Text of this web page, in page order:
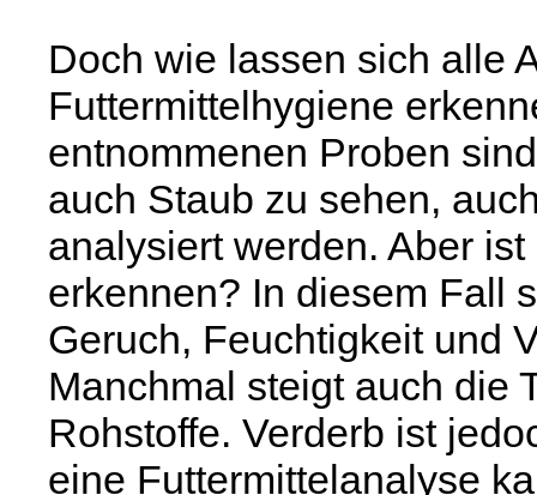
Doch wie lassen sich alle
Futtermittelhygiene
entnommenen Proben
auch Staub zu sehen,
analysiert werden. Aber
erkennen? In diesem Fall
Geruch, Feuchtigkeit und
Manchmal steigt auch die
Rohstoffe. Verderb ist
eine Futtermittelanalyse